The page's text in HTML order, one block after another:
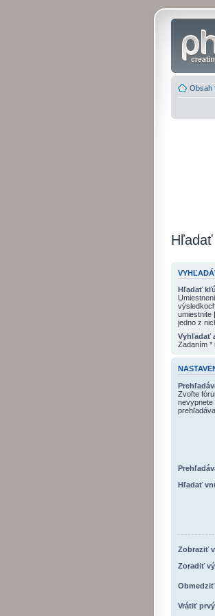
Obsah
Hľadať
Hľadať
umiestnite |
jedno z
Vyhľadať
Zadaním *
Zvoľte
nevypnete
Hľadať
Zobraziť
Zoradiť
Obmedziť
Vrátiť